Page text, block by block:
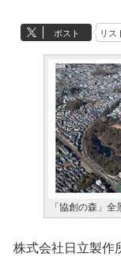
ポスト リス
「協創の森」全
株式会社日立製作